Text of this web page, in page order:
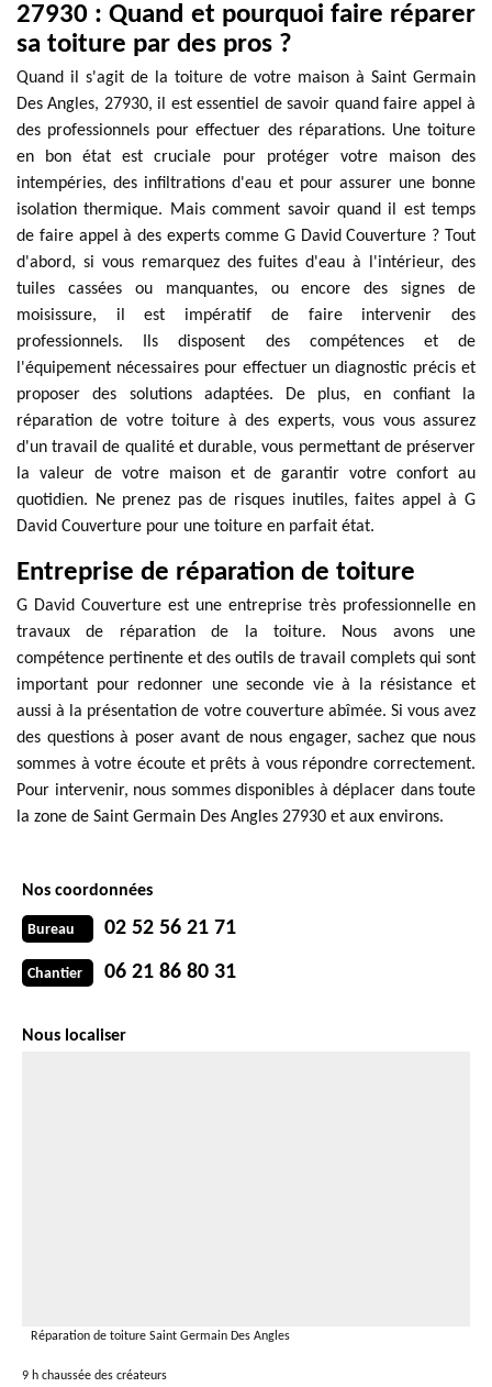
27930 : Quand et pourquoi faire réparer
sa toiture par des pros ?
Quand il s'agit de la toiture de votre maison à Saint Germain
Des Angles, 27930, il est essentiel de savoir quand faire appel à
des professionnels pour effectuer des réparations. Une toiture
en bon état est cruciale pour protéger votre maison des
intempéries, des infiltrations d'eau et pour assurer une bonne
isolation thermique. Mais comment savoir quand il est temps
de faire appel à des experts comme G David Couverture ? Tout
d'abord, si vous remarquez des fuites d'eau à l'intérieur, des
tuiles cassées ou manquantes, ou encore des signes de
moisissure, il est impératif de faire intervenir des
professionnels. Ils disposent des compétences et de
l'équipement nécessaires pour effectuer un diagnostic précis et
proposer des solutions adaptées. De plus, en confiant la
réparation de votre toiture à des experts, vous vous assurez
d'un travail de qualité et durable, vous permettant de préserver
la valeur de votre maison et de garantir votre confort au
quotidien. Ne prenez pas de risques inutiles, faites appel à G
David Couverture pour une toiture en parfait état.
Entreprise de réparation de toiture
G David Couverture est une entreprise très professionnelle en
travaux de réparation de la toiture. Nous avons une
compétence pertinente et des outils de travail complets qui sont
important pour redonner une seconde vie à la résistance et
aussi à la présentation de votre couverture abîmée. Si vous avez
des questions à poser avant de nous engager, sachez que nous
sommes à votre écoute et prêts à vous répondre correctement.
Pour intervenir, nous sommes disponibles à déplacer dans toute
la zone de Saint Germain Des Angles 27930 et aux environs.
Nos coordonnées
Bureau 02 52 56 21 71
Chantier 06 21 86 80 31
Nous localiser
Réparation de toiture Saint Germain Des Angles
9 h chaussée des créateurs